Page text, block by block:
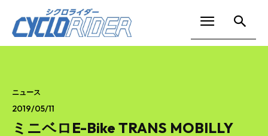
ニュース
2019/05/11
ミニベロE-Bike TRANS MOBILLY